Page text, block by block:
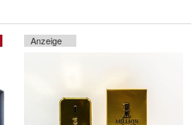
Anzeige